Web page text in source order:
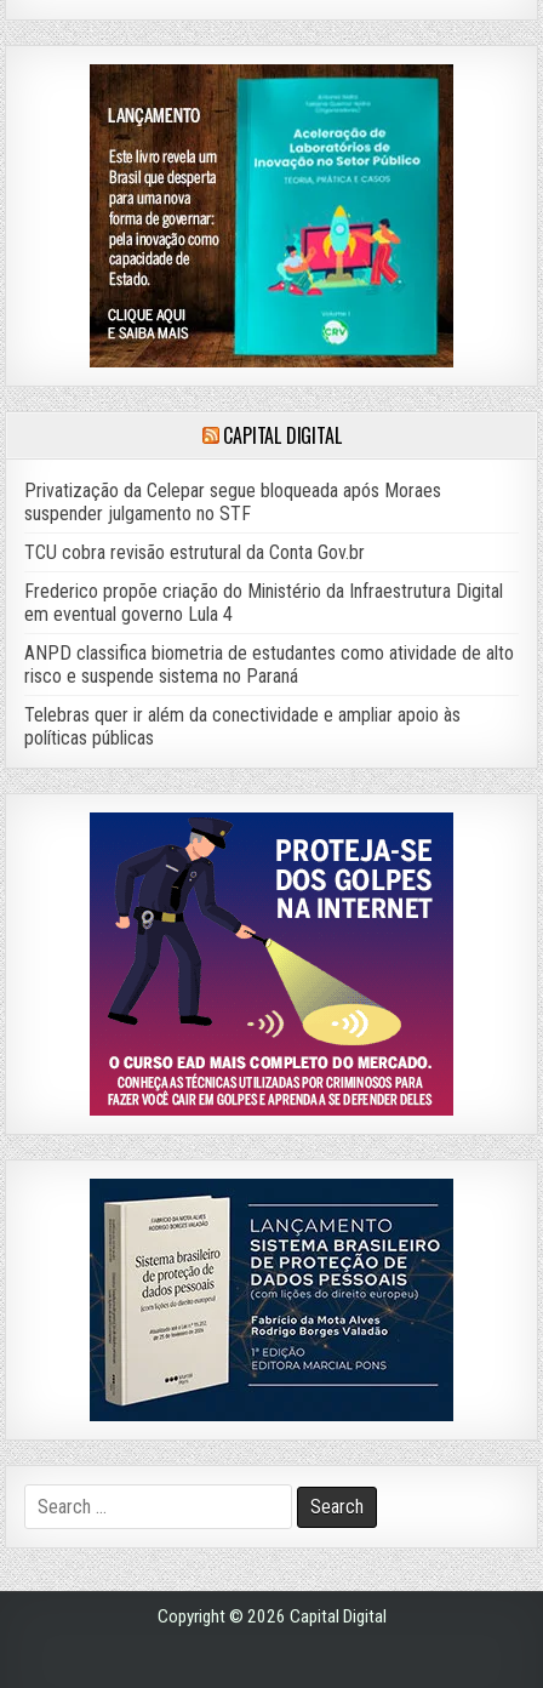
CAPITAL DIGITAL
Privatização da Celepar segue bloqueada após Moraes
suspender julgamento no STF
TCU cobra revisão estrutural da Conta Gov.br
Frederico propõe criação do Ministério da Infraestrutura Digital
em eventual governo Lula 4
ANPD classifica biometria de estudantes como atividade de alto
risco e suspende sistema no Paraná
Telebras quer ir além da conectividade e ampliar apoio às
políticas públicas
Search
for:
Copyright © 2026 Capital Digital